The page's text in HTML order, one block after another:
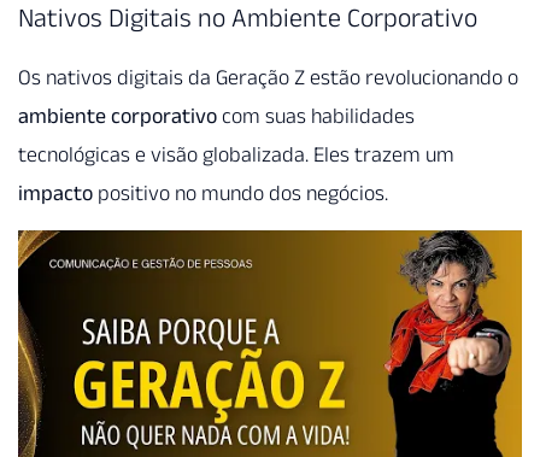
Nativos Digitais no Ambiente Corporativo
Os nativos digitais da Geração Z estão revolucionando o
ambiente corporativo com suas habilidades
tecnológicas e visão globalizada. Eles trazem um
impacto positivo no mundo dos negócios.